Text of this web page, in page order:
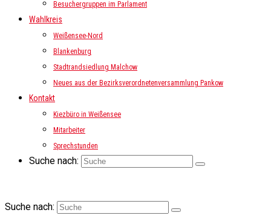
Besuchergruppen im Parlament
Wahlkreis
Weißensee-Nord
Blankenburg
Stadtrandsiedlung Malchow
Neues aus der Bezirksverordnetenversammlung Pankow
Kontakt
Kiezbüro in Weißensee
Mitarbeiter
Sprechstunden
Suche nach:
Suche nach: